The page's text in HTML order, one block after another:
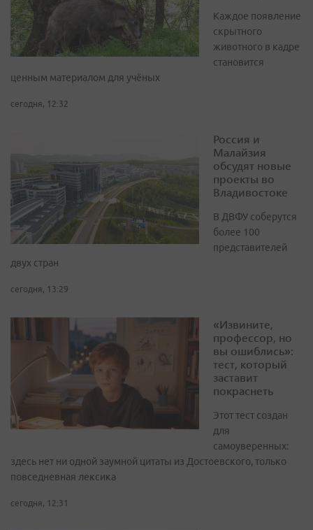
Каждое появление
скрытного
животного в кадре
становится
ценным материалом для учёных
сегодня, 12:32
Россия и
Малайзия
обсудят новые
проекты во
Владивостоке
В ДВФУ соберутся
более 100
представителей
двух стран
сегодня, 13:29
«Извините,
профессор, но
вы ошиблись»:
тест, который
заставит
покраснеть
Этот тест создан
для
самоуверенных:
здесь нет ни одной заумной цитаты из Достоевского, только
повседневная лексика
сегодня, 12:31